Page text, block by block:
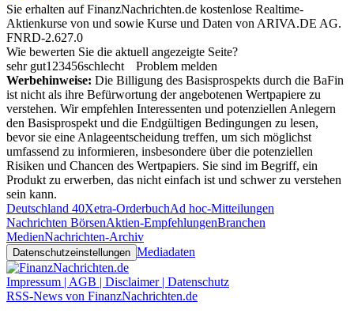
Sie erhalten auf FinanzNachrichten.de kostenlose Realtime-
Aktienkurse von und sowie Kurse und Daten von ARIVA.DE AG.
FNRD-2.627.0
Wie bewerten Sie die aktuell angezeigte Seite?
sehr gut1 23456schlecht
Problem melden
Werbehinweise: Die Billigung des Basisprospekts durch die BaFin
ist nicht als ihre Befürwortung der angebotenen Wertpapiere zu
verstehen. Wir empfehlen Interessenten und potenziellen Anlegern
den Basisprospekt und die Endgültigen Bedingungen zu lesen,
bevor sie eine Anlageentscheidung treffen, um sich möglichst
umfassend zu informieren, insbesondere über die potenziellen
Risiken und Chancen des Wertpapiers. Sie sind im Begriff, ein
Produkt zu erwerben, das nicht einfach ist und schwer zu verstehen
sein kann.
Deutschland 40Xetra-OrderbuchAd hoc-Mitteilungen
Nachrichten BörsenAktien-EmpfehlungenBranchen
MedienNachrichten-Archiv
Datenschutzeinstellungen Mediadaten
Impressum | AGB | Disclaimer | Datenschutz
RSS-News von FinanzNachrichten.de